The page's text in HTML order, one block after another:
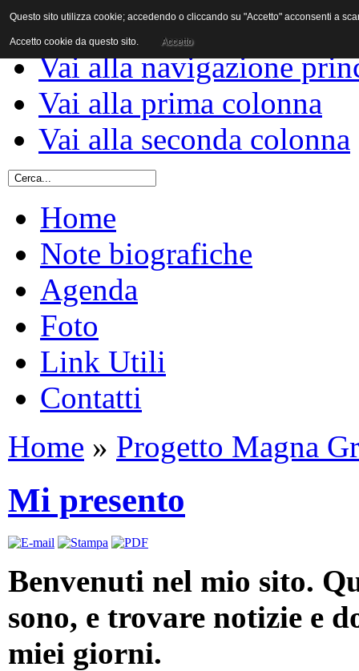
Vai al contenuto
Vai alla navigazione
Vai alla prima colonna
Vai alla seconda colonna
Home
Note biografiche
Agenda
Foto
Link Utili
Contatti
Home » Progetto Magna
Mi presento
Benvenuti nel mio sito.
sono, e trovare notizie e
miei giorni.
Questo sito utilizza cookie; accedendo o cliccando su "Accetto" acconsenti a
Accetto cookie da questo sito. Accetto